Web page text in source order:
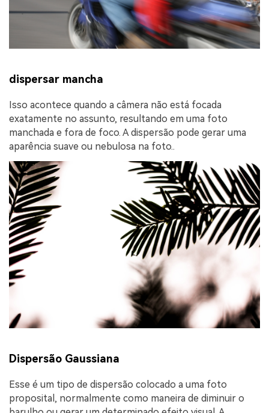
dispersar mancha
Isso acontece quando a câmera não está focada
exatamente no assunto, resultando em uma foto
manchada e fora de foco. A dispersão pode gerar uma
aparência suave ou nebulosa na foto..
Dispersão Gaussiana
Esse é um tipo de dispersão colocado a uma foto
proposital, normalmente como maneira de diminuir o